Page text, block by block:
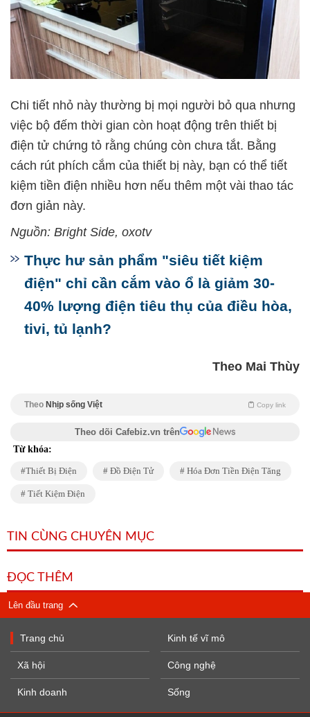
Chi tiết nhỏ này thường bị mọi người bỏ qua nhưng
việc bộ đếm thời gian còn hoạt động trên thiết bị
điện tử chứng tỏ rằng chúng còn chưa tắt. Bằng
cách rút phích cắm của thiết bị này, bạn có thể tiết
kiệm tiền điện nhiều hơn nếu thêm một vài thao tác
đơn giản này.
Nguồn: Bright Side, oxotv
Thực hư sản phẩm "siêu tiết kiệm
điện" chỉ cần cắm vào ổ là giảm 30-
40% lượng điện tiêu thụ của điều hòa,
tivi, tủ lạnh?
Theo Mai Thùy
Theo Nhịp sống Việt Copy link
Theo dõi Cafebiz.vn trên
Từ khóa:
Thiết Bị Điện Đồ Điện Tử Hóa Đơn Tiền Điện Tăng
Tiết Kiệm Điện
TIN CÙNG CHUYÊN MỤC
ĐỌC THÊM
Lên đầu trang
Trang chủ
Xã hội
Kinh doanh
Kinh tế vĩ mô
Công nghệ
Sống